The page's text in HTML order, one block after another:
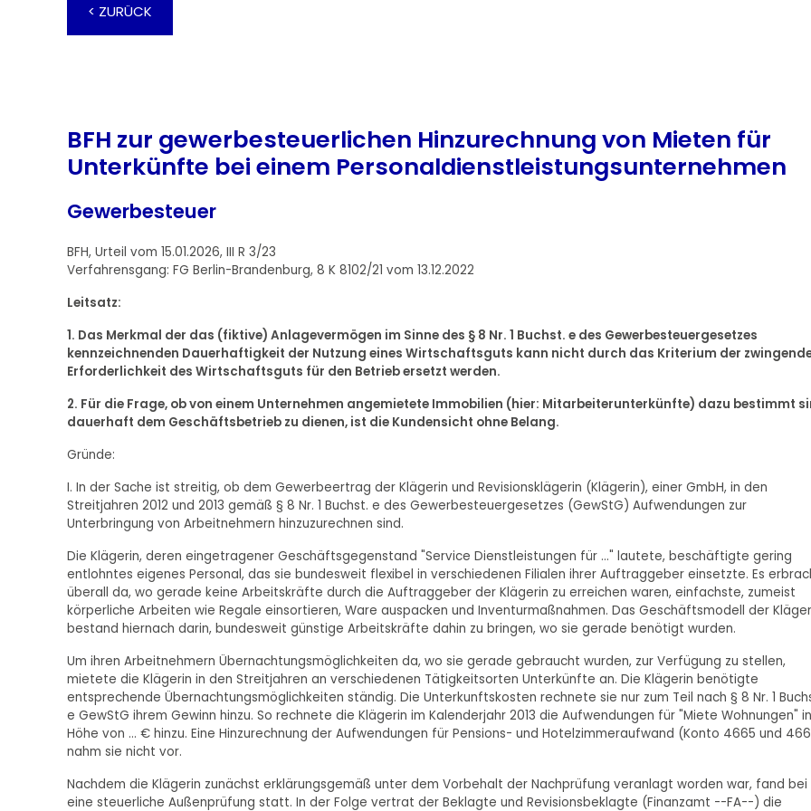
< ZURÜCK
BFH zur gewerbesteuerlichen Hinzurechnung von Mieten für
Unterkünfte bei einem Personaldienstleistungsunternehmen
Gewerbesteuer
BFH, Urteil vom 15.01.2026, III R 3/23
Verfahrensgang: FG Berlin-Brandenburg, 8 K 8102/21 vom 13.12.2022
Leitsatz:
1. Das Merkmal der das (fiktive) Anlagevermögen im Sinne des § 8 Nr. 1 Buchst. e des Gewerbesteuergesetzes
kennzeichnenden Dauerhaftigkeit der Nutzung eines Wirtschaftsguts kann nicht durch das Kriterium der
Erforderlichkeit des Wirtschaftsguts für den Betrieb ersetzt werden.
2. Für die Frage, ob von einem Unternehmen angemietete Immobilien (hier: Mitarbeiterunterkünfte) dazu bestimmt
dauerhaft dem Geschäftsbetrieb zu dienen, ist die Kundensicht ohne Belang.
Gründe:
I. In der Sache ist streitig, ob dem Gewerbeertrag der Klägerin und Revisionsklägerin (Klägerin), einer GmbH, in den
Streitjahren 2012 und 2013 gemäß § 8 Nr. 1 Buchst. e des Gewerbesteuergesetzes (GewStG) Aufwendungen zur
Unterbringung von Arbeitnehmern hinzuzurechnen sind.
Die Klägerin, deren eingetragener Geschäftsgegenstand "Service Dienstleistungen für ..." lautete, beschäftigte gering
entlohntes eigenes Personal, das sie bundesweit flexibel in verschiedenen Filialen ihrer Auftraggeber einsetzte. Es
überall da, wo gerade keine Arbeitskräfte durch die Auftraggeber der Klägerin zu erreichen waren, einfachste, zumeist
körperliche Arbeiten wie Regale einsortieren, Ware auspacken und Inventurmaßnahmen. Das Geschäftsmodell der
bestand hiernach darin, bundesweit günstige Arbeitskräfte dahin zu bringen, wo sie gerade benötigt wurden.
Um ihren Arbeitnehmern Übernachtungsmöglichkeiten da, wo sie gerade gebraucht wurden, zur Verfügung zu stellen,
mietete die Klägerin in den Streitjahren an verschiedenen Tätigkeitsorten Unterkünfte an. Die Klägerin benötigte
entsprechende Übernachtungsmöglichkeiten ständig. Die Unterkunftskosten rechnete sie nur zum Teil nach § 8 Nr. 1
e GewStG ihrem Gewinn hinzu. So rechnete die Klägerin im Kalenderjahr 2013 die Aufwendungen für "Miete Wohnungen" in
Höhe von ... € hinzu. Eine Hinzurechnung der Aufwendungen für Pensions- und Hotelzimmeraufwand (Konto 4665 und
nahm sie nicht vor.
Nachdem die Klägerin zunächst erklärungsgemäß unter dem Vorbehalt der Nachprüfung veranlagt worden war, fand bei
eine steuerliche Außenprüfung statt. In der Folge vertrat der Beklagte und Revisionsbeklagte (Finanzamt --FA--) die